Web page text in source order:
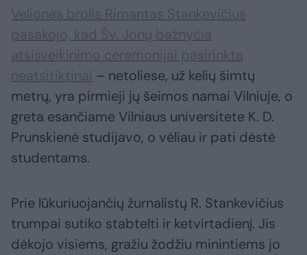
Velionės brolis Rimantas Stankevičius
pasakojo, kad Šv. Jonų bažnyčia
atsisveikinimo ceremonijai pasirinkta
neatsitiktinai – netoliese, už kelių šimtų
metrų, yra pirmieji jų šeimos namai Vilniuje, o
greta esančiame Vilniaus universitete K. D.
Prunskienė studijavo, o vėliau ir pati dėstė
studentams.
Prie lūkuriuojančių žurnalistų R. Stankevičius
trumpai sutiko stabtelti ir ketvirtadienį. Jis
dėkojo visiems, gražiu žodžiu minintiems jo